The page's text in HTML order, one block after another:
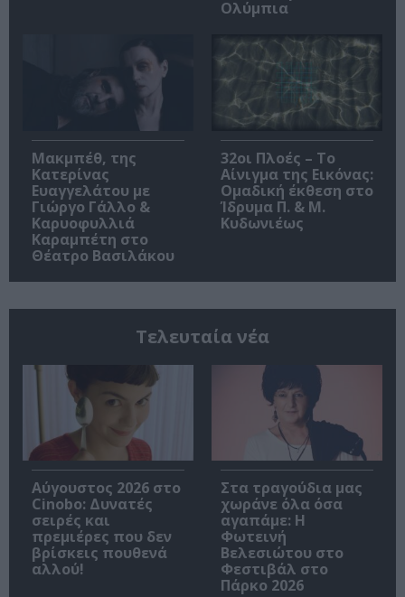
Ολύμπια
Μακμπέθ, της
Κατερίνας
Ευαγγελάτου με
Γιώργο Γάλλο &
Καρυοφυλλιά
Καραμπέτη στο
Θέατρο Βασιλάκου
32οι Πλοές – Το
Αίνιγμα της Εικόνας:
Ομαδική έκθεση στο
Ίδρυμα Π. & Μ.
Κυδωνιέως
Τελευταία νέα
Αύγουστος 2026 στο
Cinobo: Δυνατές
σειρές και
πρεμιέρες που δεν
βρίσκεις πουθενά
αλλού!
Στα τραγούδια μας
χωράνε όλα όσα
αγαπάμε: Η
Φωτεινή
Βελεσιώτου στο
Φεστιβάλ στο
Πάρκο 2026